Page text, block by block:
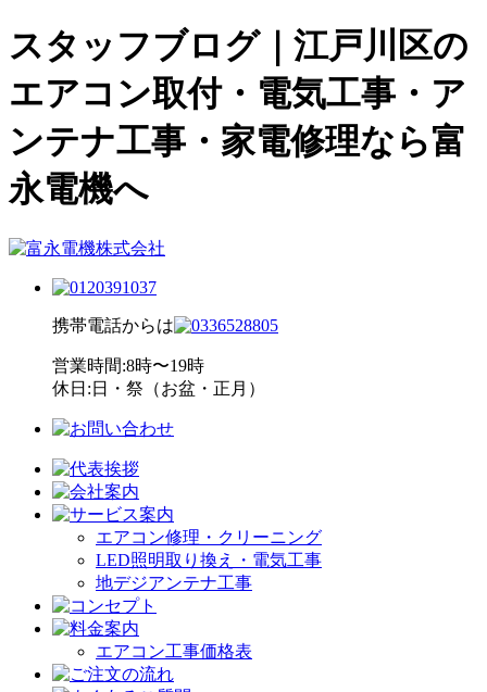
スタッフブログ｜江戸川区の
エアコン取付・電気工事・ア
ンテナ工事・家電修理なら富
永電機へ
携帯電話からは
営業時間:8時〜19時
休日:日・祭（お盆・正月）
エアコン修理・クリーニング
LED照明取り換え・電気工事
地デジアンテナ工事
エアコン工事価格表